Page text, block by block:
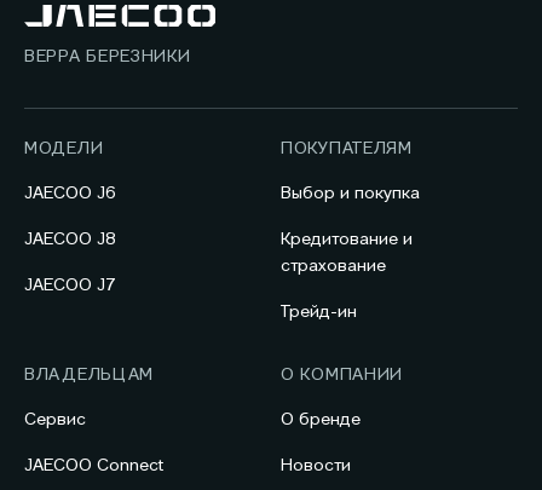
ВЕРРА БЕРЕЗНИКИ
МОДЕЛИ
JAECOO J6
JAECOO J8
JAECOO J7
ПОКУПАТЕЛЯМ
Выбор и покупка
Кредитование и
страхование
Трейд-ин
ВЛАДЕЛЬЦАМ
Сервис
JAECOO Connect
О КОМПАНИИ
О бренде
Новости